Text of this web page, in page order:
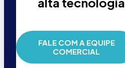
FALE COM A EQUIPE
COMERCIAL